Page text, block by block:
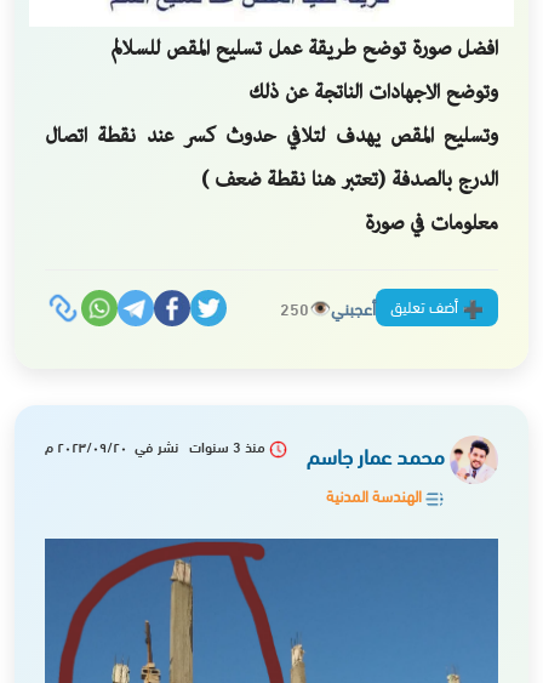
افضل صورة توضح طريقة عمل تسليح المقص للسلالم
وتوضح الاجهادات الناتجة عن ذلك
وتسليح المقص يهدف لتلافي حدوث كسر عند نقطة اتصال
الدرج بالصدفة (تعتبر هنا نقطة ضعف )
معلومات في صورة
أضف تعليق أعجبني 250
محمد عمار جاسم
الهندسة المدنية
منذ 3 سنوات نشر في ٢٠٢٣/٠٩/٢٠ م